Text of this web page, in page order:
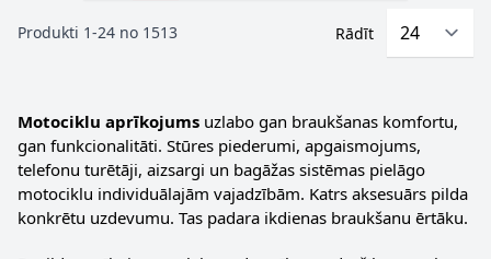
Produkti 1-24 no 1513 Rādīt
Motociklu aprīkojums uzlabo gan braukšanas komfortu,
gan funkcionalitāti. Stūres piederumi, apgaismojums,
telefonu turētāji, aizsargi un bagāžas sistēmas pielāgo
motociklu individuālajām vajadzībām. Katrs aksesuārs pilda
konkrētu uzdevumu. Tas padara ikdienas braukšanu ērtāku.